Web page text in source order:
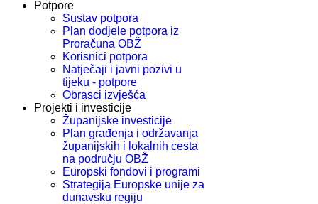
Potpore
Sustav potpora
Plan dodjele potpora iz
Proračuna OBŽ
Korisnici potpora
Natječaji i javni pozivi u
tijeku - potpore
Obrasci izvješća
Projekti i investicije
Županijske investicije
Plan građenja i održavanja
županijskih i lokalnih cesta
na području OBŽ
Europski fondovi i programi
Strategija Europske unije za
dunavsku regiju